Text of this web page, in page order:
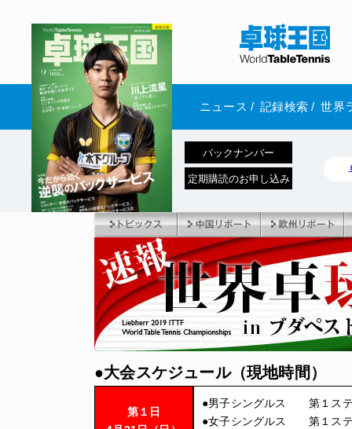
ニュース / 記録検索 / 世界
1970年1月01日 発売
バックナンバー
定期購読のお申し込み
●大会スケジュール（現地時間）
第１日
●男子シングルス 第１ステ
●女子シングルス 第１ステ